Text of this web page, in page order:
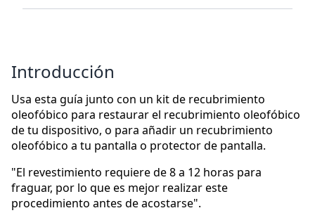
Introducción
Usa esta guía junto con un kit de recubrimiento
oleofóbico para restaurar el recubrimiento oleofóbico
de tu dispositivo, o para añadir un recubrimiento
oleofóbico a tu pantalla o protector de pantalla.
"El revestimiento requiere de 8 a 12 horas para
fraguar, por lo que es mejor realizar este
procedimiento antes de acostarse".